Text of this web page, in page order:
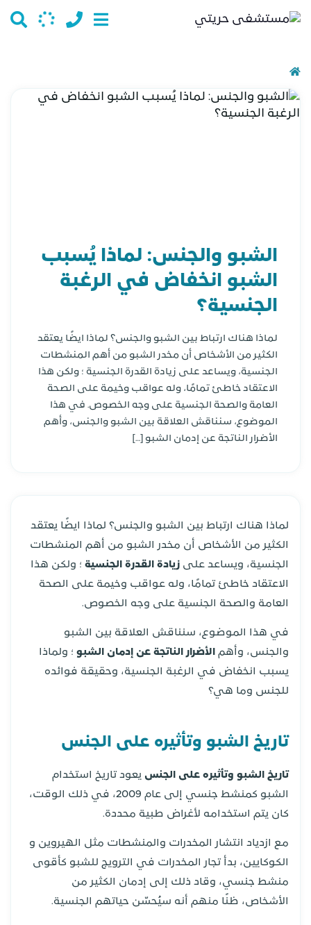
الشبو والجنس: لماذا يُسبب
الشبو انخفاض في الرغبة
الجنسية؟
لماذا هناك ارتباط بين الشبو والجنس؟ لماذا ايضًا يعتقد
الكثير من الأشخاص أن مخدر الشبو من أهم المنشطات
الجنسية، ويساعد على زيادة القدرة الجنسية ؛ ولكن هذا
الاعتقاد خاطئ تمامًا، وله عواقب وخيمة على الصحة
العامة والصحة الجنسية على وجه الخصوص. في هذا
الموضوع، سنناقش العلاقة بين الشبو والجنس، وأهم
الأضرار الناتجة عن إدمان الشبو […]
لماذا هناك ارتباط بين الشبو والجنس؟ لماذا ايضًا يعتقد
الكثير من الأشخاص أن مخدر الشبو من أهم المنشطات
الجنسية، ويساعد على زيادة القدرة الجنسية ؛ ولكن هذا
الاعتقاد خاطئ تمامًا، وله عواقب وخيمة على الصحة
العامة والصحة الجنسية على وجه الخصوص.
في هذا الموضوع، سنناقش العلاقة بين الشبو
والجنس، وأهم الأضرار الناتجة عن إدمان الشبو ؛ ولماذا
يسبب انخفاض في الرغبة الجنسية، وحقيقة فوائده
للجنس وما هي؟
تاريخ الشبو وتأثيره على الجنس
تاريخ الشبو وتأثيره على الجنس يعود تاريخ استخدام
الشبو كمنشط جنسي إلى عام 2009، في ذلك الوقت،
كان يتم استخدامه لأغراض طبية محددة.
مع ازدياد انتشار المخدرات والمنشطات مثل الهيروين و
الكوكايين، بدأ تجار المخدرات في الترويج للشبو كأقوى
منشط جنسي، وقاد ذلك إلى إدمان الكثير من
الأشخاص، ظنًا منهم أنه سيُحسّن حياتهم الجنسية.